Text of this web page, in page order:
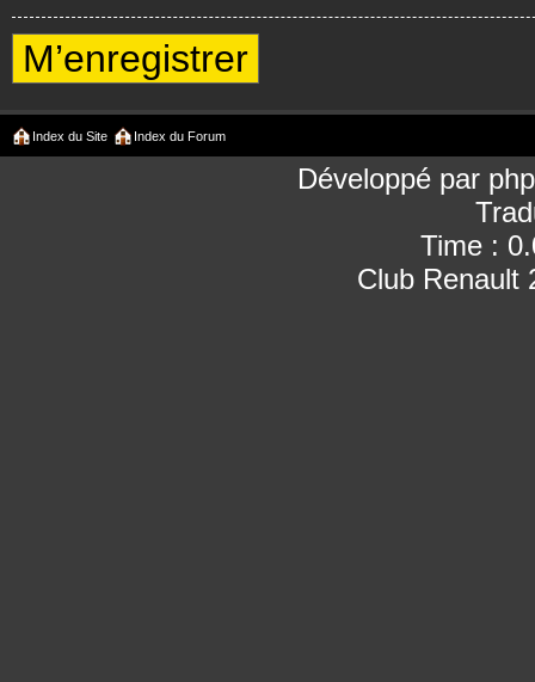
M’enregistrer
Index du Site Index du Forum
Développé par
Time :
Club Renault